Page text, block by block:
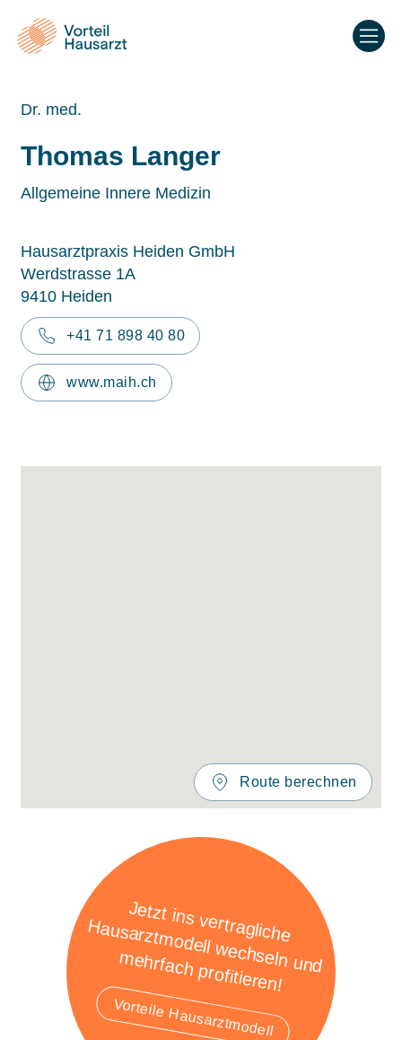
Dr. med.
Thomas Langer
Allgemeine Innere Medizin
Hausarztpraxis Heiden GmbH
Werdstrasse 1A
9410 Heiden
+41 71 898 40 80
www.maih.ch
Route berechnen
Jetzt ins vertragliche
Hausarztmodell wechseln und
mehrfach profitieren!
Vorteile Hausarztmodell